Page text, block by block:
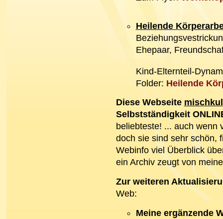
Heilende
Ehepaar,
Kind-Elternteil-
Folder: Heilende
Diese Webseite
Selbstständigkeit
beliebteste! ... auch wenn
doch sie sind sehr schön,
Webinfo viel Überblick
ein Archiv zeugt von
Zur weiteren
Web:
Meine ergänzende